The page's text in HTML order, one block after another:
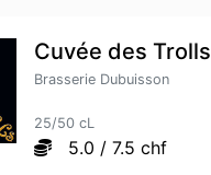
Cuvée des Trolls
Brasserie Dubuisson
25/50 cL
5.0 / 7.5 chf